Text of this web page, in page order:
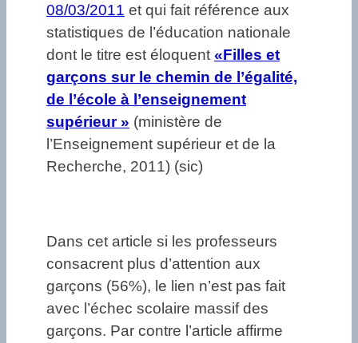
08/03/2011 et qui fait référence aux
statistiques de l’éducation nationale
dont le titre est éloquent «Filles et
garçons sur le chemin de l’égalité,
de l’école à l’enseignement
supérieur » (ministère de
l’Enseignement supérieur et de la
Recherche, 2011) (sic)
Dans cet article si les professeurs
consacrent plus d’attention aux
garçons (56%), le lien n’est pas fait
avec l’échec scolaire massif des
garçons. Par contre l’article affirme